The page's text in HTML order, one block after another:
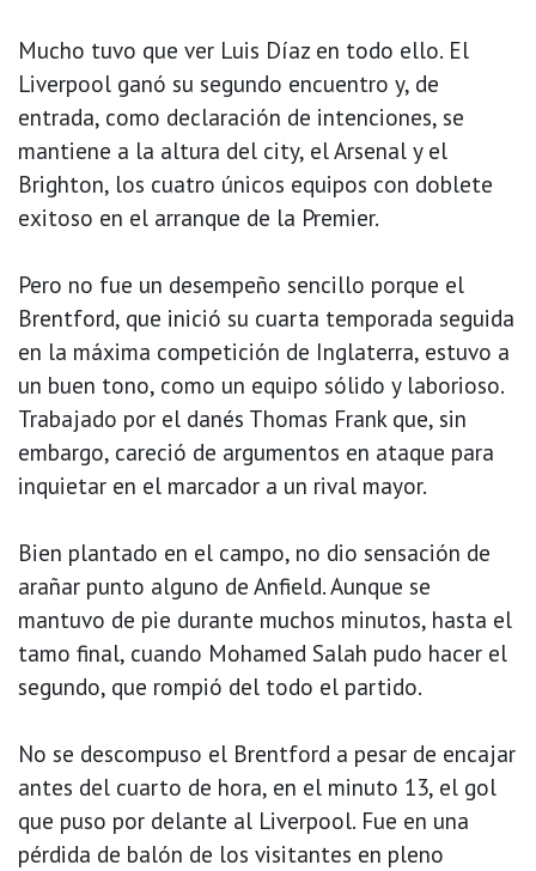
Mucho tuvo que ver Luis Díaz en todo ello. El
Liverpool ganó su segundo encuentro y, de
entrada, como declaración de intenciones, se
mantiene a la altura del city, el Arsenal y el
Brighton, los cuatro únicos equipos con doblete
exitoso en el arranque de la Premier.
Pero no fue un desempeño sencillo porque el
Brentford, que inició su cuarta temporada seguida
en la máxima competición de Inglaterra, estuvo a
un buen tono, como un equipo sólido y laborioso.
Trabajado por el danés Thomas Frank que, sin
embargo, careció de argumentos en ataque para
inquietar en el marcador a un rival mayor.
Bien plantado en el campo, no dio sensación de
arañar punto alguno de Anfield. Aunque se
mantuvo de pie durante muchos minutos, hasta el
tamo final, cuando Mohamed Salah pudo hacer el
segundo, que rompió del todo el partido.
No se descompuso el Brentford a pesar de encajar
antes del cuarto de hora, en el minuto 13, el gol
que puso por delante al Liverpool. Fue en una
pérdida de balón de los visitantes en pleno